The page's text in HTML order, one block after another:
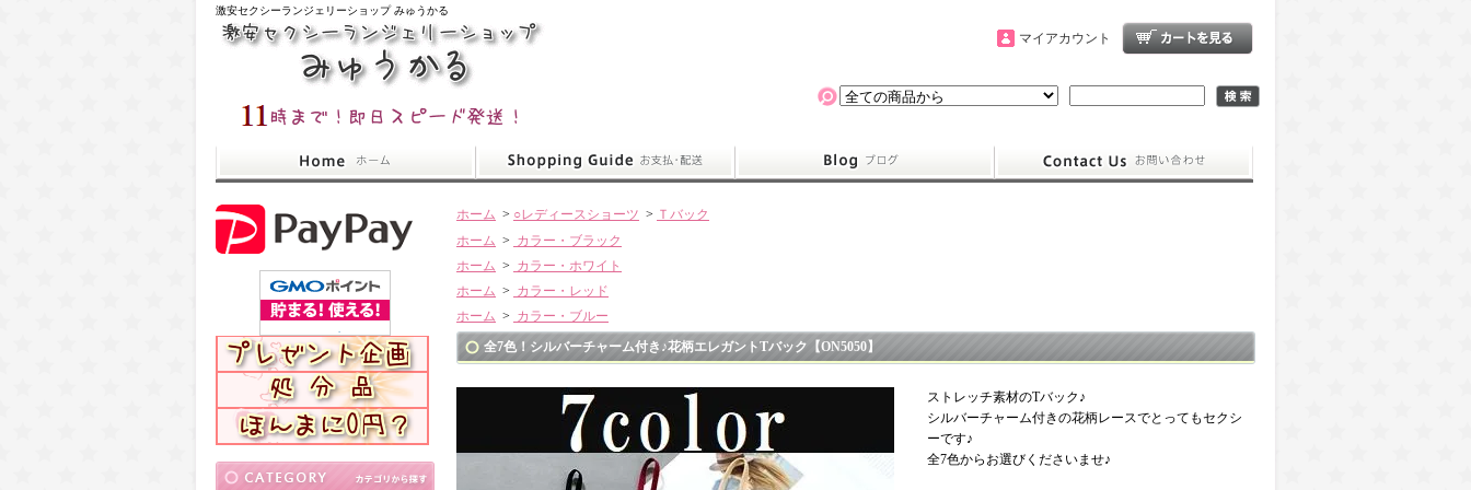
激安セクシーランジェリーショップ みゅうかる
マイアカウント
ホーム > ○レディースショーツ > Ｔバック
ホーム > カラー・ブラック
ホーム > カラー・ホワイト
ホーム > カラー・レッド
ホーム > カラー・ブルー
全7色！シルバーチャーム付き♪花柄エレガントTバック【ON5050】
ストレッチ素材のTバック♪
シルバーチャーム付きの花柄レースでとってもセクシ
ーです♪
全7色からお選びくださいませ♪